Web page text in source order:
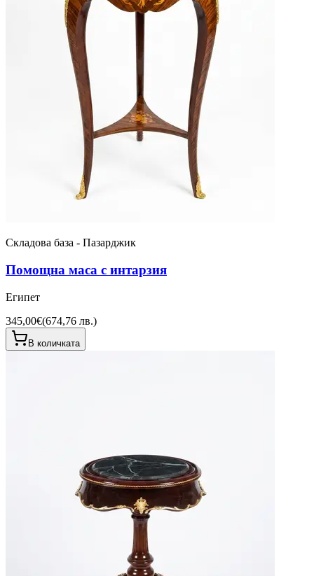
Складова база - Пазарджик
Помощна маса с интарзия
Египет
345,00€(674,76 лв.)
В количката